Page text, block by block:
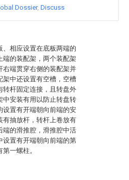
相应设置在底板两端的
的装配架，两个装配架
右端贯穿右侧的装配架并
架中还设置有空槽，空槽
转杆固定连接，且转盘外
中安装有用以防止转盘转
设置有开端朝向前端的安
有抽放杆，转杆上卷放有
端的滑推腔，滑推腔中活
设置有开端朝向前端的第
一螺柱。
Dossier Discuss